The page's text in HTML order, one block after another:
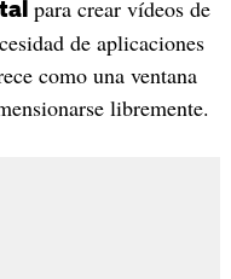
para crear vídeos de
de aplicaciones
como una ventana
libremente.